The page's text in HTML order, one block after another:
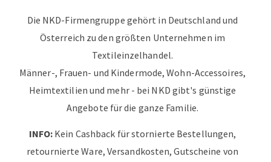
Die NKD-Firmengruppe gehört in Deutschland und
Österreich zu den größten Unternehmen im
Textileinzelhandel.
Männer-, Frauen- und Kindermode, Wohn-Accessoires,
Heimtextilien und mehr - bei NKD gibt's günstige
Angebote für die ganze Familie.
INFO: Kein Cashback für stornierte Bestellungen,
retournierte Ware, Versandkosten, Gutscheine von